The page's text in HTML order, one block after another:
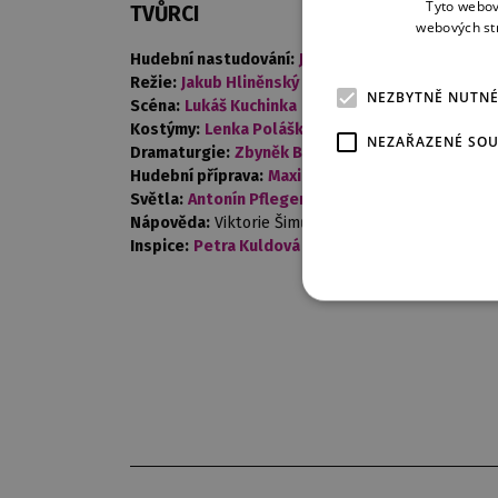
TVŮRCI
Hudební nastudování: Josef Kurfiřt
Režie: Jakub Hliněnský
Scéna: Lukáš Kuchinka
Kostýmy: Lenka Polášková
Dramaturgie: Zbyněk Brabec,Vojtěch Frank
Hudební příprava: Maxim Averkiev
Světla: Antonín Pfleger
Nápověda: Viktorie Šimůnková
Inspice: Petra Kuldová Tolašová
Tyto
webových
NEZBYTNĚ
NEZAŘAZENÉ